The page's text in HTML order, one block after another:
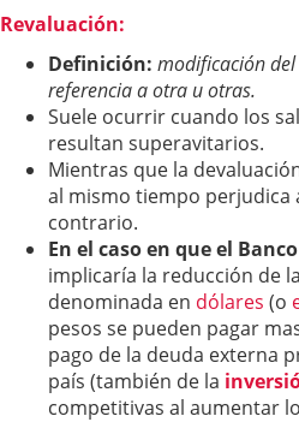
Revaluación:
Definición: modificación
referencia a otra u otras.
Suele ocurrir cuando los
resultan superavitarios.
Mientras que la
al mismo tiempo
contrario.
En el caso en que el
implicaría la reducción de la
denominada en dólares (o
pesos se pueden pagar
pago de la deuda externa
país (también de la
competitivas al aumentar